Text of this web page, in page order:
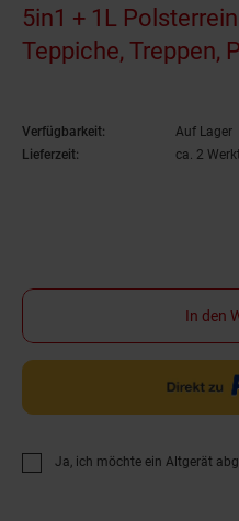
5in1 + 1L
Teppiche, Treppen,
Selbstreinigung
Verfügbarkeit:
Auf Lager
Lieferzeit:
ca. 2
In den
Ja, ich möchte ein Altgerät